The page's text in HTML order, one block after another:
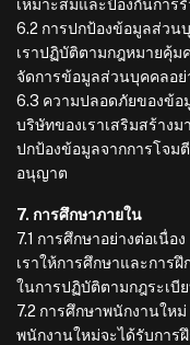
เหมาะสมและป้องกันการ
6.2 การปกป้องข้อมูลส่วน
เราปฏิบัติตามกฎหมายคุ้
จัดการข้อมูลส่วนบุคคลอย่
6.3 ความปลอดภัยของข้อ
บริษัทของเราเสริมสร้าง
ปกป้องข้อมูลจากการโจม
อนุญาต
7. การศึกษาภายใน
7.1 การศึกษาอย่างต่อเนื่อง
เราให้การศึกษาและการ
ในการปฏิบัติตามกฎระเบี
7.2 การศึกษาพนักงานใหม่
พนักงานใหม่จะได้รับการ